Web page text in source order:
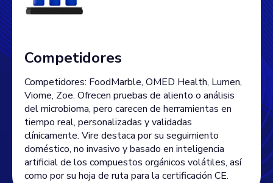
Competidores
Competidores: FoodMarble, OMED Health, Lumen,
Viome, Zoe. Ofrecen pruebas de aliento o análisis
del microbioma, pero carecen de herramientas en
tiempo real, personalizadas y validadas
clínicamente. Vire destaca por su seguimiento
doméstico, no invasivo y basado en inteligencia
artificial de los compuestos orgánicos volátiles, así
como por su hoja de ruta para la certificación CE.